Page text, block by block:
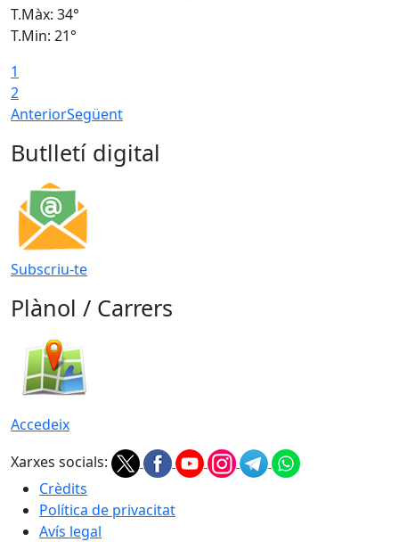
T.Màx: 34°
T.Min: 21°
1
2
AnteriorSegüent
Butlletí digital
Subscriu-te
Plànol / Carrers
Accedeix
Xarxes socials:
Crèdits
Política de privacitat
Avís legal